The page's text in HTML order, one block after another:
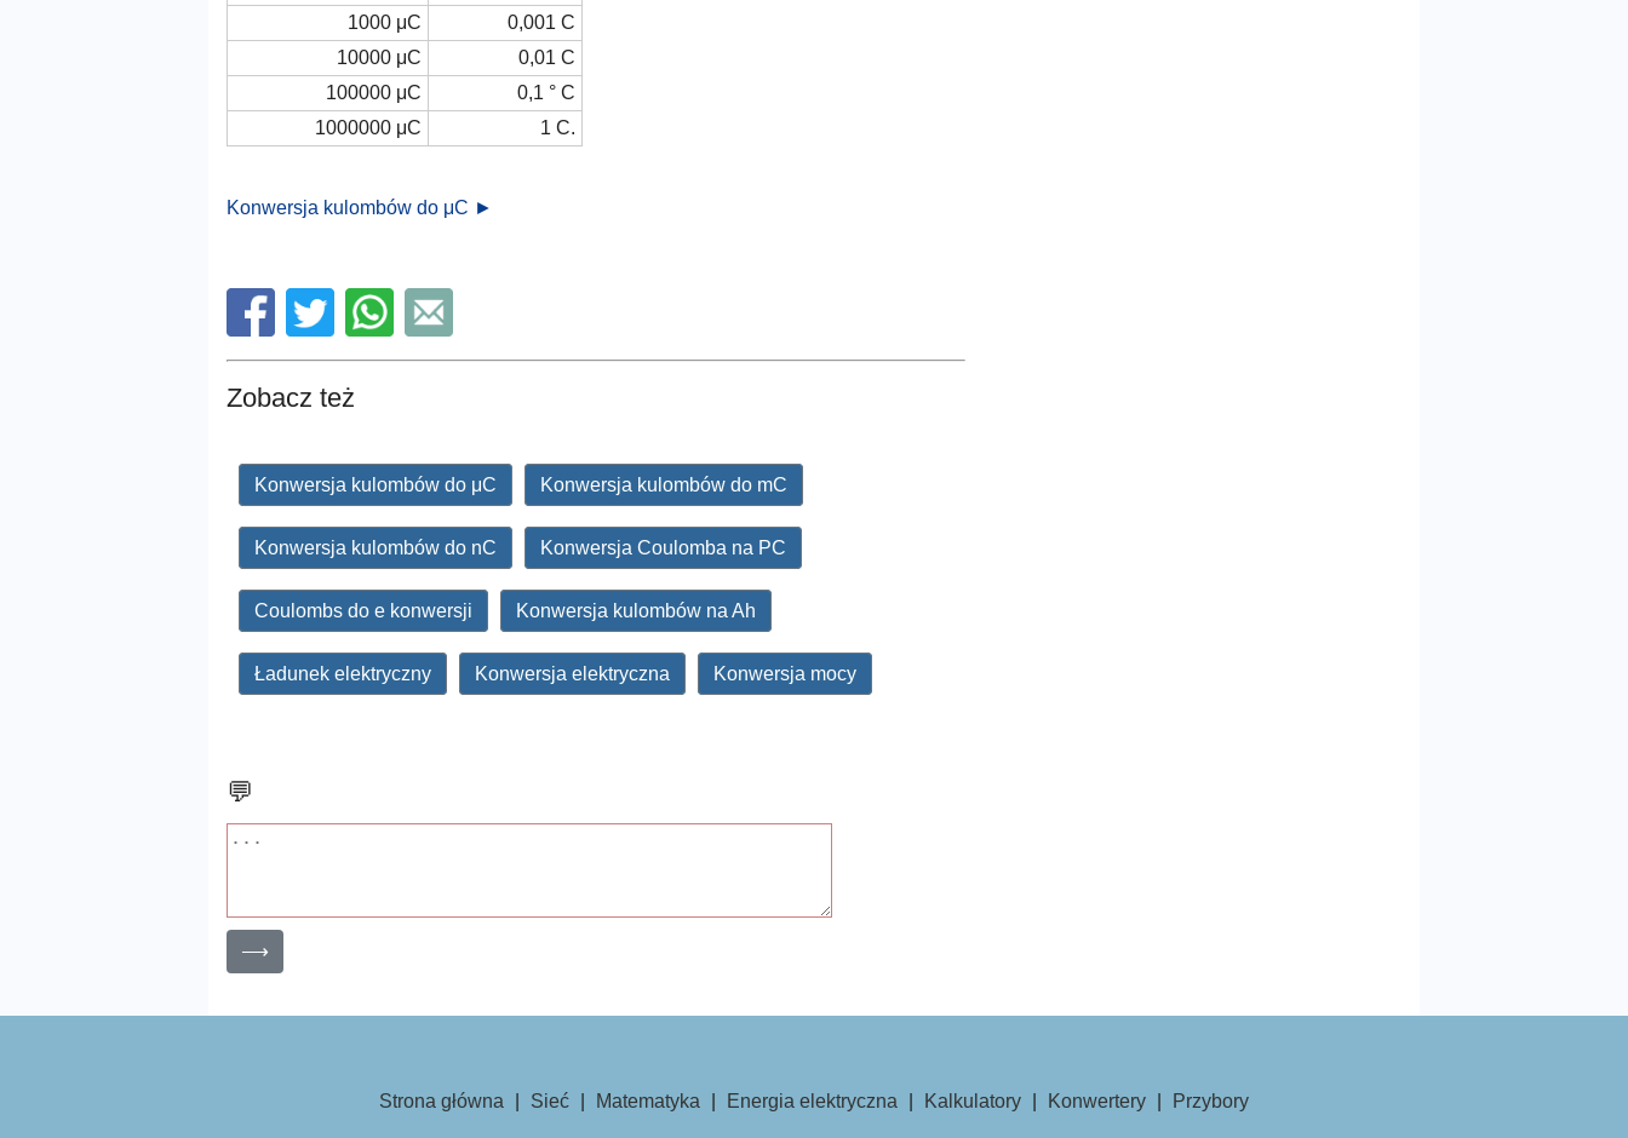
1000 μC
0,001 C
10000 μC
0,01 C
100000 μC
0,1 ° C
1000000 μC
1 C.
Konwersja kulombów do μC ►
Zobacz też
Konwersja kulombów do μC Konwersja kulombów do mC
Konwersja kulombów do nC Konwersja Coulomba na PC
Coulombs do e konwersji Konwersja kulombów na Ah
Ładunek elektryczny Konwersja elektryczna Konwersja mocy
💬
⟶
Strona główna Sieć Matematyka Energia elektryczna Kalkulatory Konwertery Przybory